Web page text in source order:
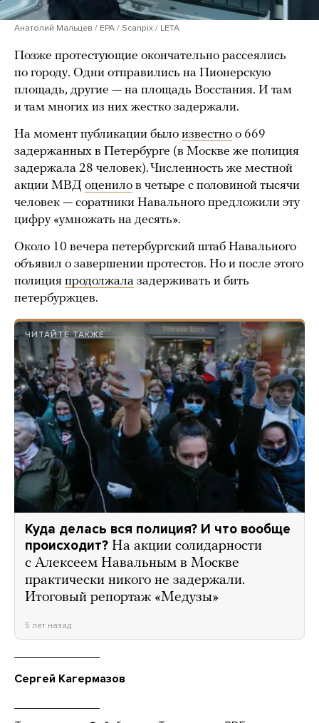
Анатолий Мальцев / EPA / Scanpix / LETA
Позже протестующие окончательно рассеялись
по городу. Одни отправились на Пионерскую
площадь, другие — на площадь Восстания. И там
и там многих из них жестко задержали.
На момент публикации было известно о 669
задержанных в Петербурге (в Москве же полиция
задержала 28 человек). Численность же местной
акции МВД оценило в четыре с половиной тысячи
человек — соратники Навального предложили эту
цифру «умножать на десять».
Около 10 вечера петербургский штаб Навального
объявил о завершении протестов. Но и после этого
полиция продолжала задерживать и бить
петербуржцев.
ЧИТАЙТЕ ТАКЖЕ
Куда делась вся полиция? И что вообще
происходит? На акции солидарности
с Алексеем Навальным в Москве
практически никого не задержали.
Итоговый репортаж «Медузы»
5 лет назад
Сергей Кагермазов